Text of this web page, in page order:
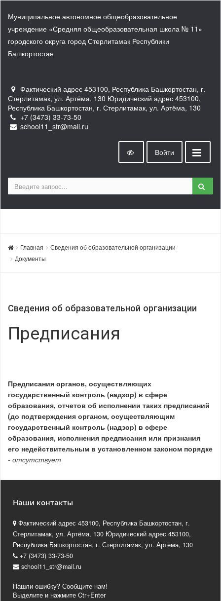
Муниципальное автономное общеобразовательное
учреждение «Средняя общеобразовательная школа № 11»
городского округа город Стерлитамак Республики
Башкортостан
Фактический адрес 453100, Республика Башкортостан, г.
Стерлитамак, ул. Артёма, 130 Юридический адрес 453100,
Республика Башкортостан, г. Стерлитамак, ул. Артёма, 130
+7 (3473) 33-73-50
school11_str@mail.ru
Войти
Главная
Сведения об образовательной организации
Документы
Сведения об образовательной организации
Предписания
Предписания органов, осуществляющих
государственный контроль (надзор) в сфере
образования, отчетов об исполнении таких предписаний
(до подтверждения органом, осуществляющим
государственный контроль (надзор) в сфере
образования, исполнения предписания или признания
его недействительным в установленном законом порядке
- отсутствует
Наши контакты
Фактический адрес 453100, Республика Башкортостан, г.
Стерлитамак, ул. Артёма, 130 Юридический адрес 453100,
Республика Башкортостан, г. Стерлитамак, ул. Артёма, 130
+7 (3473) 33-73-50
school11_str@mail.ru
Нашли ошибку? Сообщите нам!
Выделите и нажмите Ctr+Enter